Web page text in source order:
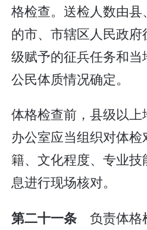
格检查。送检人数由
的市、市辖区人民政
级赋予的征兵任务和
公民体质情况确定。
体格检查前，县级以
办公室应当组织对体
籍、文化程度、专业
息进行现场核对。
第二十一条 负责体格